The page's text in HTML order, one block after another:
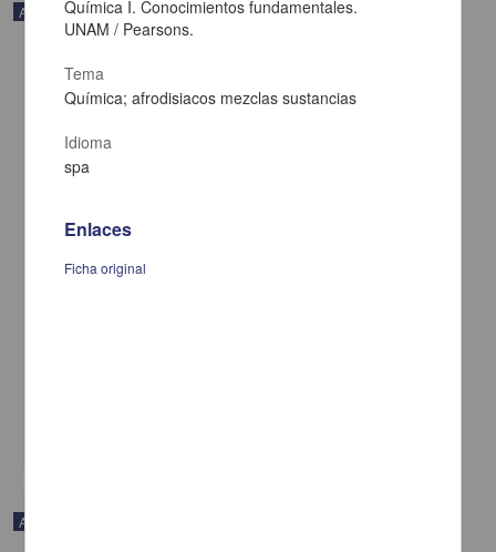
Audio
Audio
Química I. Conocimientos fundamentales.
UNAM / Pearsons.
Tema
Química; afrodisiacos mezclas sustancias
Idioma
spa
Enlaces
Ficha original